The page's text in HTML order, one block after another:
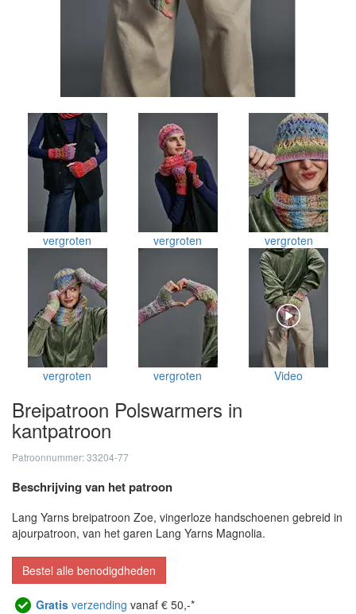
vergroten vergroten vergroten
vergroten vergroten Video
Breipatroon Polswarmers in
kantpatroon
Patroonnummer: 33204-77
Beschrijving van het patroon
Lang Yarns breipatroon Zoe, vingerloze handschoenen gebreid in
ajourpatroon, van het garen Lang Yarns Magnolia.
Bestel alle benodigdheden
Gratis verzending vanaf € 50,-*